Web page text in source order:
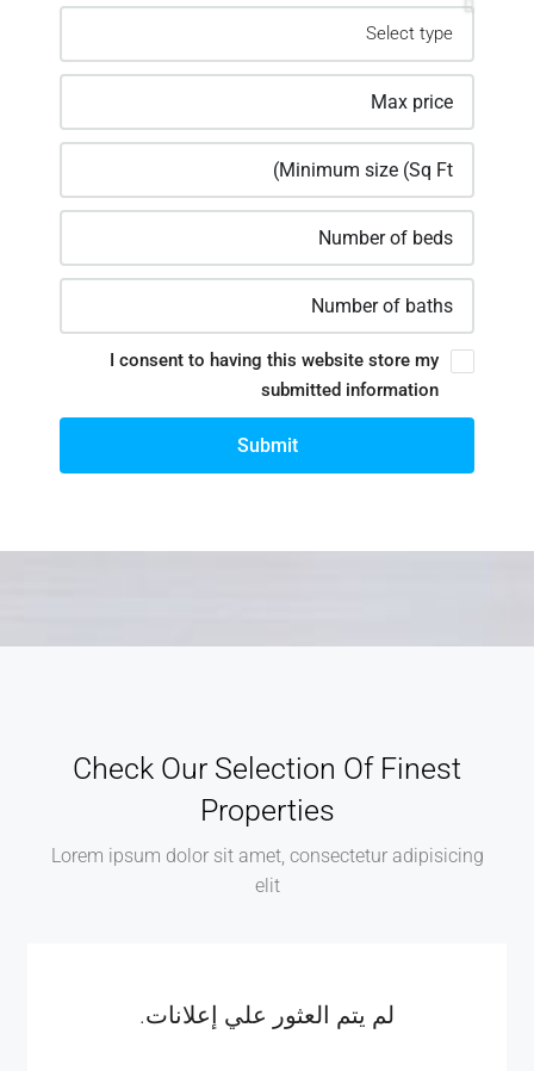
I consent to having this website store my
submitted information
Submit
Check Our Selection Of Finest
Properties
Lorem ipsum dolor sit amet, consectetur adipisicing
elit
لم يتم العثور علي إعلانات.